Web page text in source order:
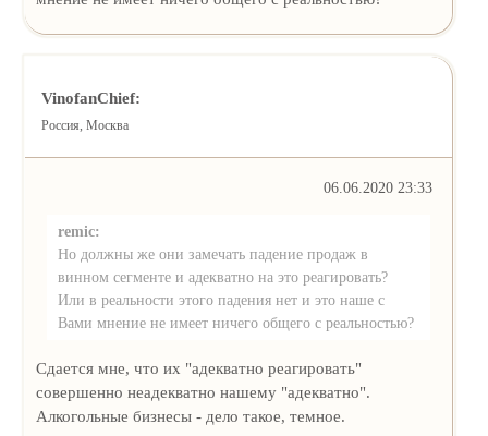
VinofanChief:
Россия, Москва
06.06.2020 23:33
remic:
Но должны же они замечать падение продаж в
винном сегменте и адекватно на это реагировать?
Или в реальности этого падения нет и это наше с
Вами мнение не имеет ничего общего с реальностью?
Сдается мне, что их "адекватно реагировать"
совершенно неадекватно нашему "адекватно".
Алкогольные бизнесы - дело такое, темное.